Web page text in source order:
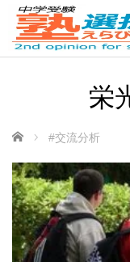
栄
ホーム #交流分析